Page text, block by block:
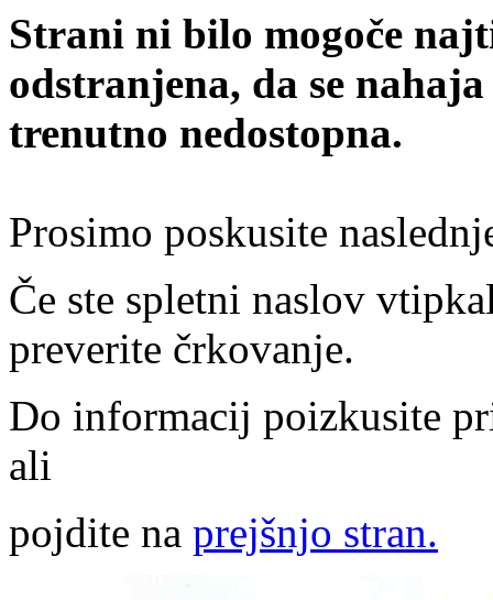
Strani ni bilo mogoče
odstranjena, da se
trenutno nedostopna.
Prosimo poskusite
Če ste spletni naslov
preverite črkovanje.
Do informacij poizkusite
ali
pojdite na prejšnjo stran.